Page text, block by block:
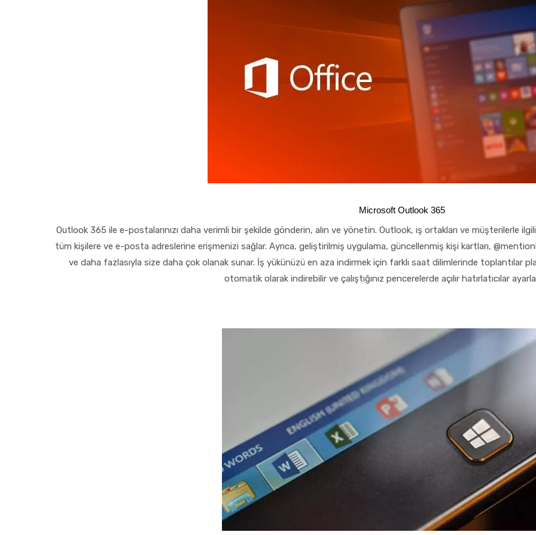
Microsoft Outlook 365
Outlook 365 ile e-postalarınızı daha verimli bir şekilde gönderin, alın ve yönetin. Outlook, iş ortakları ve müşterilerle
tüm kişilere ve e-posta adreslerine erişmenizi sağlar. Ayrıca, geliştirilmiş uygulama, güncellenmiş kişi kartları,
ve daha fazlasıyla size daha çok olanak sunar. İş yükünüzü en aza indirmek için farklı saat dilimlerinde toplantılar
otomatik olarak indirebilir ve çalıştığınız pencerelerde açılır hatırlatıcılar